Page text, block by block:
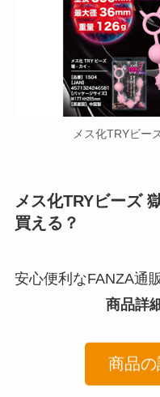
メス化TRYビー
メス化TRYビーズ
買える？
安心便利なFANZA通
商品詳
商品の